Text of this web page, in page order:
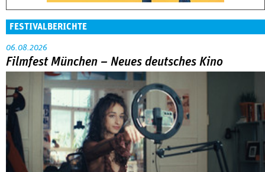
FESTIVALBERICHTE
06.08.2026
Filmfest München – Neues deutsches Kino